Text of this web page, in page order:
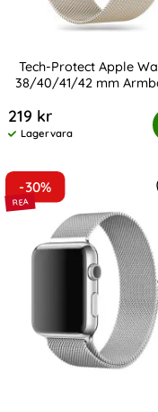
Tech-Protect Apple
38/40/41/42 mm
219 kr
Tillgänglighet:
Lagervara
Apple Watch 38/
-30%